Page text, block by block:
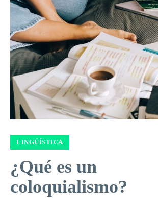
LINGÜÍSTICA
¿Qué es un
coloquialismo?